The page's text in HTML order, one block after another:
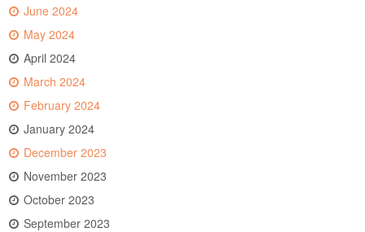
June 2024
May 2024
April 2024
March 2024
February 2024
January 2024
December 2023
November 2023
October 2023
September 2023